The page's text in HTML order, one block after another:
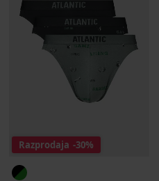
Razprodaja -30%